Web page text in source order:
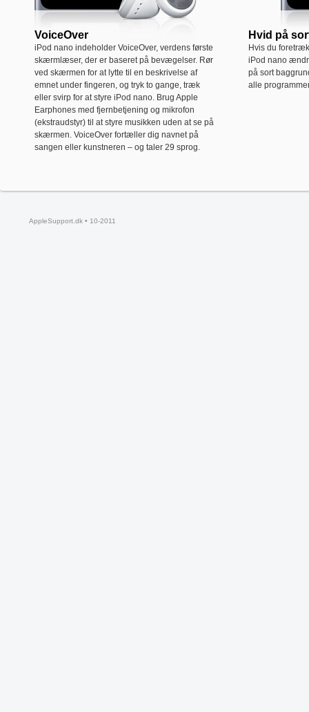
VoiceOver
iPod nano indeholder VoiceOver, verdens første
skærmlæser, der er baseret på bevægelser. Rør
ved skærmen for at lytte til en beskrivelse af
emnet under fingeren, og tryk to gange, træk
eller svirp for at styre iPod nano. Brug Apple
Earphones med fjernbetjening og mikrofon
(ekstraudstyr) til at styre musikken uden at se på
skærmen. VoiceOver fortæller dig navnet på
sangen eller kunstneren – og taler 29 sprog.
Hvid på
Hvis du
iPod nano
på sort
alle
AppleSupport.dk • 10-2011